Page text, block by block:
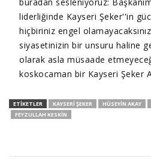
buradan sesleniyoruz:
liderliğinde Kayseri Şeker''in
hiçbiriniz engel
siyasetinizin bir unsuru haline
olarak asla müsaade
koskocaman bir Kayseri Şeker
ETIKETLER KAYSERI ŞEKER HÜSEYIN AKAY
FEYZULLAH KESKIN